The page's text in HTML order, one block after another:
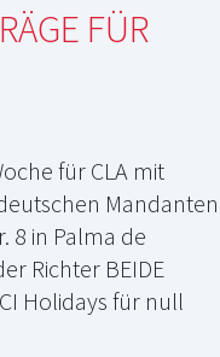
FÜR
für CLA mit
Mandanten
8 in Palma de
Richter BEIDE
Holidays für null